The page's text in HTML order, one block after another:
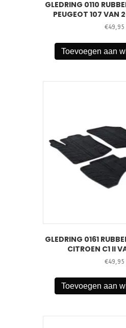
GLEDRING 0110
PEUGEOT 107 VAN
€49,95
Toevoegen aan
GLEDRING 0161
CITROEN C1 II
€49,95
Toevoegen aan